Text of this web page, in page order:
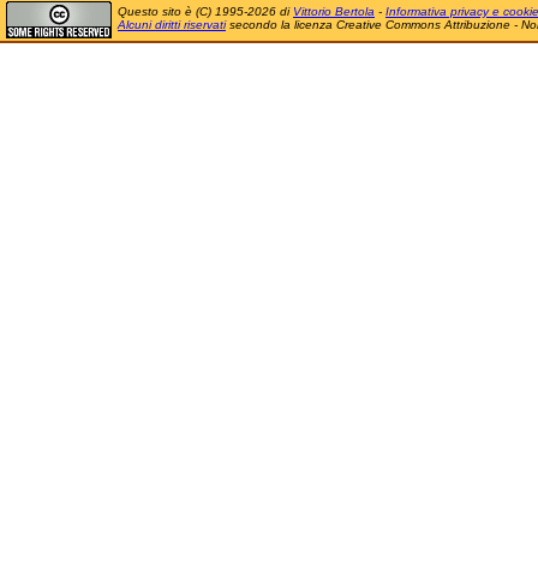
Questo sito è (C) 1995-2026 di Vittorio Bertola - Informativa privacy e cookie
Alcuni diritti riservatisecondo la licenza Creative Commons Attribuzione -